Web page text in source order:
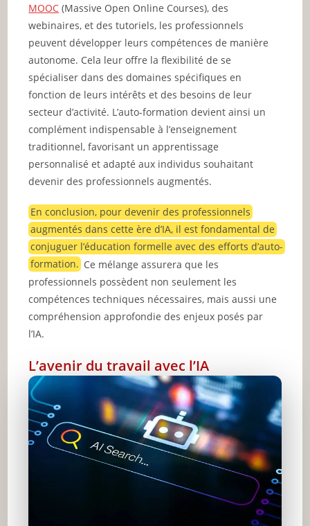
MOOC (Massive Open Online Courses), des
webinaires, et des tutoriels, les professionnels
peuvent développer leurs compétences de manière
autonome. Cela leur offre la flexibilité de se
spécialiser dans des domaines spécifiques en
fonction de leurs intérêts et des besoins de leur
secteur d’activité. L’auto-formation devient ainsi un
complément indispensable à l’enseignement
traditionnel, favorisant un apprentissage
personnalisé et adapté aux individus souhaitant
devenir des professionnels augmentés.
En conclusion, pour devenir des professionnels
augmentés dans cette ère d’IA, il est fondamental de
conjuguer l’éducation formelle avec des efforts d’auto-
formation. Ce mélange assurera que les
professionnels possèdent non seulement les
compétences techniques nécessaires, mais aussi une
compréhension approfondie des enjeux posés par
l’IA.
L’avenir du travail avec l’IA